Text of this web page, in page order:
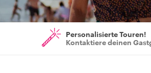
Personalisierte Touren!
Kontaktiere deinen